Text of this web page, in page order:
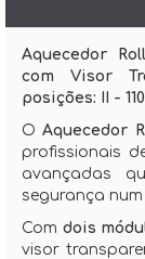
Aquecedor
com Visor
posições: II -
OAquecedor
profissionais
avançadas
segurança
Com dois
visor